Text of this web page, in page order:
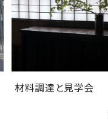
材料調達と見学会